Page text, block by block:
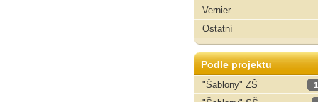
Vernier
Ostatní
Podle projektu
"Šablony" ZŠ